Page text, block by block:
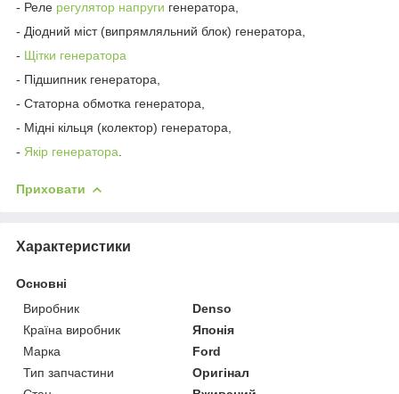
- Реле регулятор напруги генератора,
- Діодний міст (випрямляльний блок) генератора,
- Щітки генератора
- Підшипник генератора,
- Статорна обмотка генератора,
- Мідні кільця (колектор) генератора,
- Якір генератора
Приховати
Характеристики
Основні
Виробник
Denso
Країна виробник
Японія
Марка
Ford
Тип запчастини
Оригінал